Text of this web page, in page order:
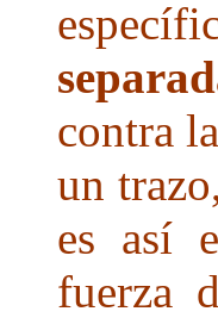
contra
un
es así
fuerza